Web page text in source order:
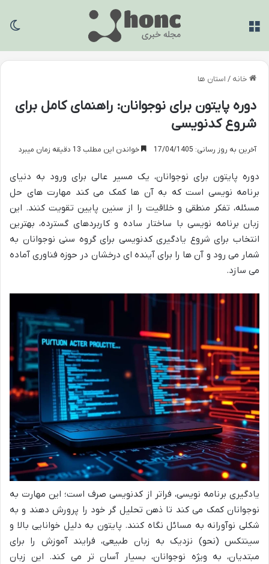
خانه / استان ها
دوره پایتون برای نوجوانان: راهنمای کامل برای
شروع کدنویسی
آخرین به روز رسانی: 17/04/1405 خواندن این مطلب 13 دقیقه زمان میبرد
دوره پایتون برای نوجوانان، یک مسیر عالی برای ورود به دنیای
برنامه نویسی است که به آن ها کمک می کند مهارت های حل
مسئله، تفکر منطقی و خلاقیت را از سنین پایین تقویت کنند. این
زبان برنامه نویسی با ساختار ساده و کاربردهای گسترده، بهترین
انتخاب برای شروع یادگیری کدنویسی برای گروه سنی نوجوانان به
شمار می رود و آن ها را برای آینده ای درخشان در حوزه فناوری آماده
می سازد.
یادگیری برنامه نویسی، فراتر از کدنویسی صرف است؛ این مهارت به
نوجوانان کمک می کند تا ذهن تحلیل گر خود را پرورش دهند و به
شکلی نوآورانه به مسائل نگاه کنند. پایتون به دلیل خوانایی بالا و
سینتکس (نحو) نزدیک به زبان طبیعی، فرایند آموزش را برای
مبتدیان، به ویژه نوجوانان، بسیار آسان تر می کند. این زبان